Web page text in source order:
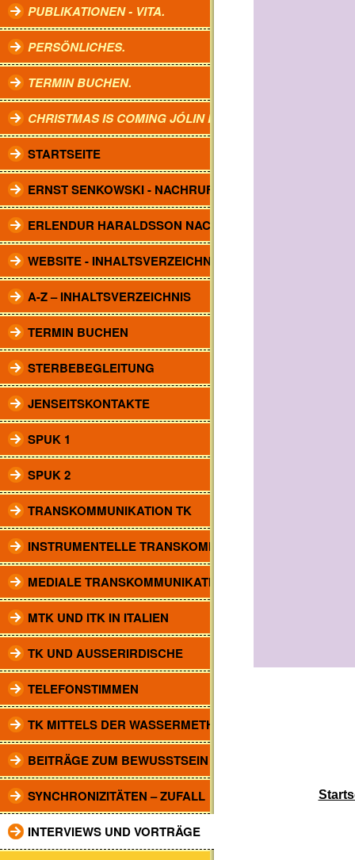
PUBLIKATIONEN - VITA.
PERSÖNLICHES.
TERMIN BUCHEN.
CHRISTMAS IS COMING JÓLIN KOMA.
STARTSEITE
ERNST SENKOWSKI - NACHRUF
ERLENDUR HARALDSSON NACHRUF
WEBSITE - INHALTSVERZEICHNIS
A-Z – INHALTSVERZEICHNIS
TERMIN BUCHEN
STERBEBEGLEITUNG
JENSEITSKONTAKTE
SPUK 1
SPUK 2
TRANSKOMMUNIKATION TK
INSTRUMENTELLE TRANSKOMM.
MEDIALE TRANSKOMMUNIKATION
MTK UND ITK IN ITALIEN
TK UND AUSSERIRDISCHE
TELEFONSTIMMEN
TK MITTELS DER WASSERMETHODE
BEITRÄGE ZUM BEWUSSTSEIN
SYNCHRONIZITÄTEN – ZUFALL
INTERVIEWS UND VORTRÄGE